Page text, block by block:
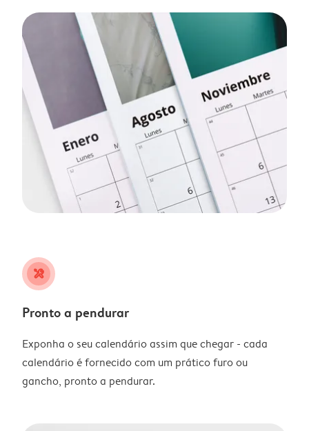
tools
Pronto a pendurar
Exponha o seu calendário assim que chegar - cada
calendário é fornecido com um prático furo ou
gancho, pronto a pendurar.